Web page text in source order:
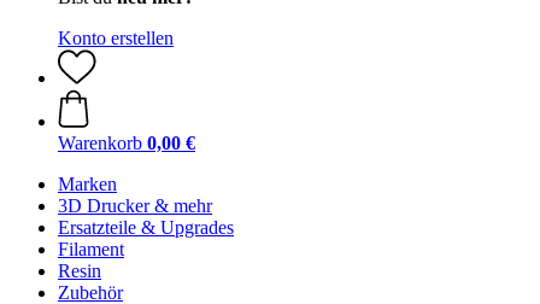
Konto erstellen
Warenkorb 0,00 €
Marken
3D Drucker & mehr
Ersatzteile & Upgrades
Filament
Resin
Zubehör